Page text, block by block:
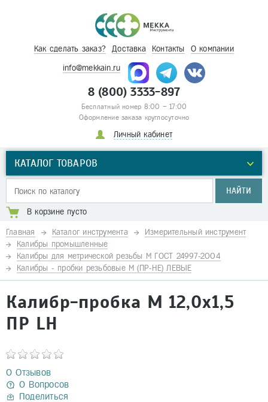
Как сделать заказ? Доставка Контакты О компании
info@mekkain.ru
8 (800) 3333-897
Бесплатный номер 8:00 – 17:00
Оформление заказа круглосуточно
Личный кабинет
КАТАЛОГ ТОВАРОВ
НАЙТИ
В корзине пусто
Главная Каталог инструмента
Измерительный инструмент
Калибры промышленные
Калибры для метрической резьбы М ГОСТ 24997-2004
Калибры - пробки резьбовые М (ПР-НЕ) ЛЕВЫЕ
Калибр-пробка М 12,0х1,5
ПР LH
0 Отзывов
0 Вопросов
Поделиться